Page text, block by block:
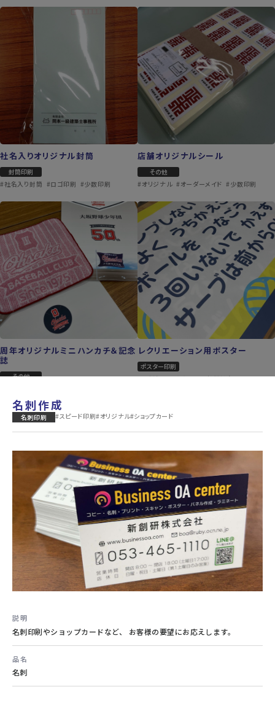
社名入りオリジナル封筒
封筒印刷
#社名入り封筒 #ロゴ印刷 #少数印刷
店舗オリジナルシール
その他
#オリジナル #オーダーメイド #少数印刷
周年オリジナルミニハンカチ＆記念
誌
その他
レクリエーション用ポスター
ポスター印刷
#大判印刷 #販促PR #視認性向上
契約製本
製本
#冊子製本
#保管 #高品質
結婚式のメニュー表
その他
#オリジナル
#オーダーメイド #メニュー表
名刺作成
名刺印刷 #スピード印刷#オリジナル#ショップカード
説明
名刺印刷やショップカードなど、 お客様の要望にお応えします。
品名
名刺